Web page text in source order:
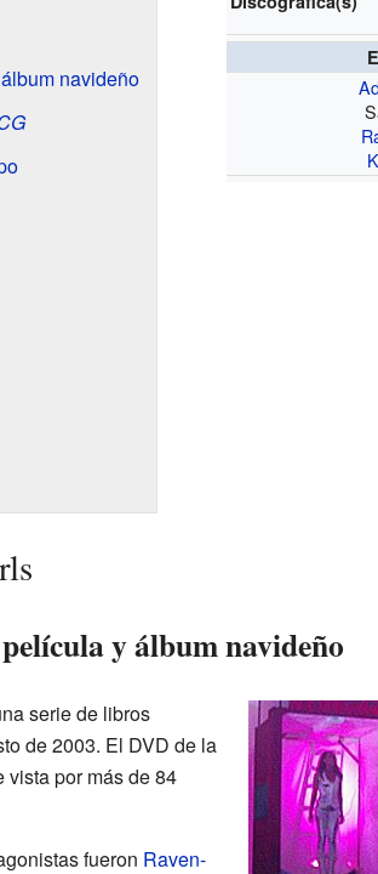
navideño
y álbum navideño
serie de libros
de 2003. El DVD de la
por más de 84
fueron Raven-